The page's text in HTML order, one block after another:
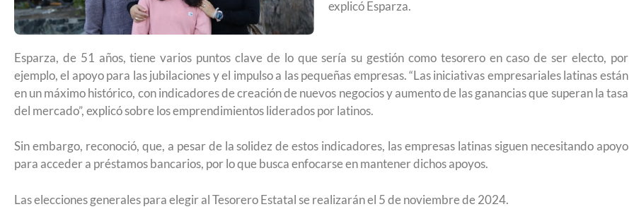
explicó Esparza.
Esparza, de 51 años, tiene varios puntos clave de lo que sería su gestión como tesorero en caso de ser electo, por
ejemplo, el apoyo para las jubilaciones y el impulso a las pequeñas empresas. “Las iniciativas empresariales latinas están
en un máximo histórico, con indicadores de creación de nuevos negocios y aumento de las ganancias que superan la tasa
del mercado”, explicó sobre los emprendimientos liderados por latinos.
Sin embargo, reconoció, que, a pesar de la solidez de estos indicadores, las empresas latinas siguen necesitando apoyo
para acceder a préstamos bancarios, por lo que busca enfocarse en mantener dichos apoyos.
Las elecciones generales para elegir al Tesorero Estatal se realizarán el 5 de noviembre de 2024.
UNAM San Antonio abre cursos de preparación
para la ciudadanía estadounidense en primavera
Ciudadanízate, el curso gratuito de preparación
para el examen de naturalización en EUA